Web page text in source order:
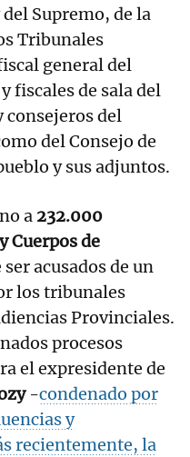
Supremo, de la
Tribunales
general del
fiscales de sala del
consejeros del
del Consejo de
y sus adjuntos.
a 232.000
Cuerpos de
acusados de un
los tribunales
Provinciales.
procesos
el expresidente de
-condenado por
y
recientemente, la